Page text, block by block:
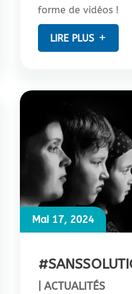
forme de vidéos !
LIRE PLUS
Mai 17, 2024
ACTUALITÉS